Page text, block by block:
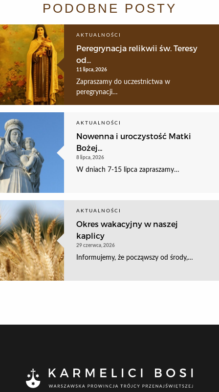
PODOBNE POSTY
AKTUALNOŚCI
Peregrynacja relikwii św. Teresy
od...
11 lipca, 2026
Zapraszamy do uczestnictwa w
peregrynacji…
AKTUALNOŚCI
Nowenna i uroczystość Matki
Bożej...
8 lipca, 2026
W dniach 7-15 lipca zapraszamy…
AKTUALNOŚCI
Okres wakacyjny w naszej
kaplicy
29 czerwca, 2026
Informujemy, że począwszy od środy,…